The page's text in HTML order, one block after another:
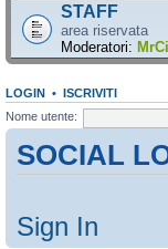
STAFF
area riservata
Moderatori:
LOGIN • ISCRIVITI
Nome utente:
SOCIAL
Sign In